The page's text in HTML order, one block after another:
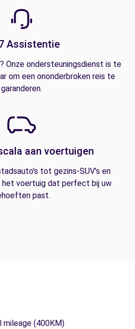
Assistentie
Onze ondersteuningsdienst is te
om een ononderbroken reis te
garanderen.
aan voertuigen
tot gezins-SUV's en
het voertuig dat perfect bij uw
past.
mileage (400KM)